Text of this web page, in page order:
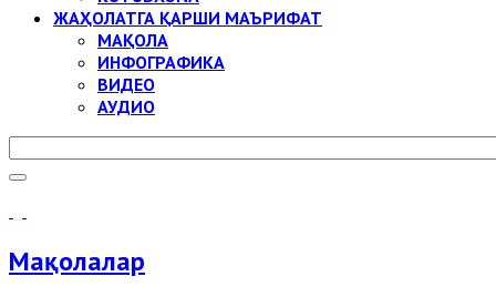
ЖАҲОЛАТГА ҚАРШИ МАЪРИФАТ
МАҚОЛА
ИНФОГРАФИКА
ВИДЕО
АУДИО
Мақолалар